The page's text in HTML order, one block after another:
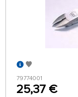
79774001
25,37 €